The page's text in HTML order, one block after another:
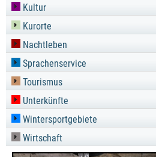
Kultur
Kurorte
Nachtleben
Sprachenservice
Tourismus
Unterkünfte
Wintersportgebiete
Wirtschaft